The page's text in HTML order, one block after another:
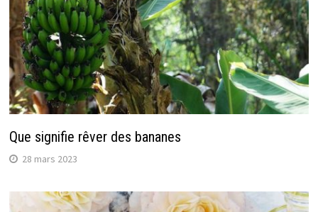
Que signifie rêver des bananes
28 mars 2023